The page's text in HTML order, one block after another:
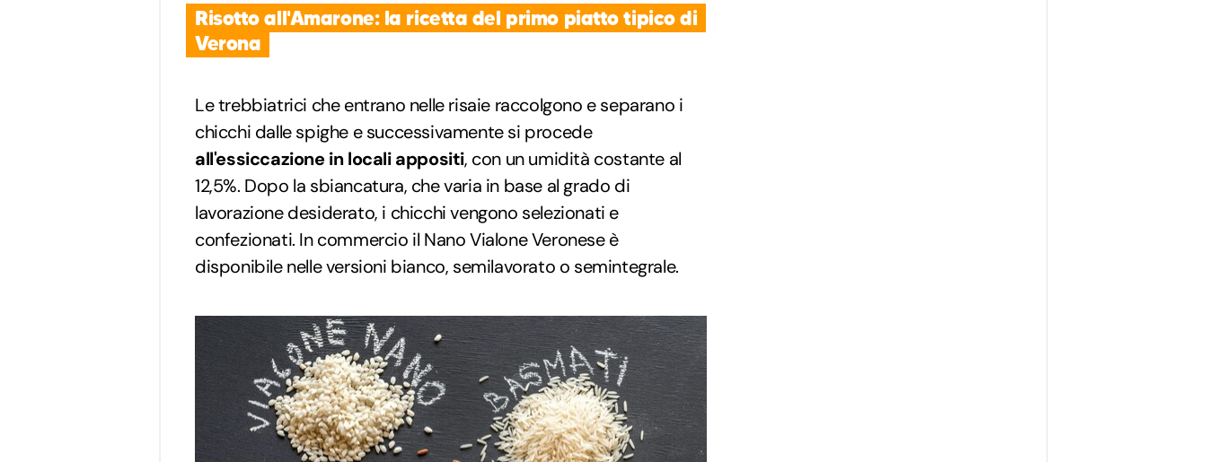
Risotto all'Amarone: la ricetta del primo piatto tipico di
Verona
Le trebbiatrici che entrano nelle risaie raccolgono e separano i
chicchi dalle spighe e successivamente si procede
all'essiccazione in locali appositi, con un umidità costante al
12,5%. Dopo la sbiancatura, che varia in base al grado di
lavorazione desiderato, i chicchi vengono selezionati e
confezionati. In commercio il Nano Vialone Veronese è
disponibile nelle versioni bianco, semilavorato o semintegrale.